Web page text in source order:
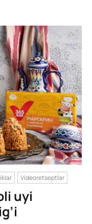
Videoretseptlar
uyi